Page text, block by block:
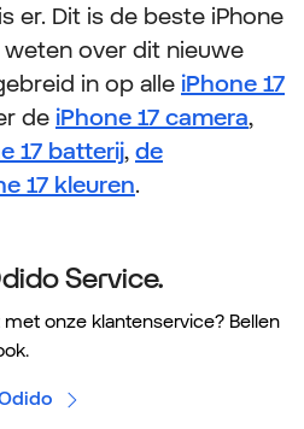
er. Dit is de beste iPhone
over dit nieuwe
in op alle iPhone 17
de iPhone 17 camera,
17 batterij, de
17 kleuren.
Service.
onze klantenservice? Bellen